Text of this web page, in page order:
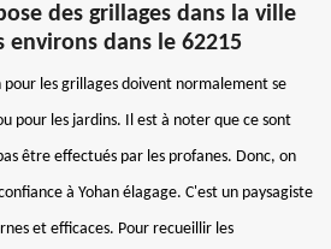
des grillages dans la ville
environs dans le 62215
les grillages doivent normalement se
pour les jardins. Il est à noter que ce sont
être effectués par les profanes. Donc, on
à Yohan élagage. C'est un paysagiste
et efficaces. Pour recueillir les